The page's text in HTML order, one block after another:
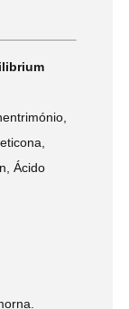
Ácido